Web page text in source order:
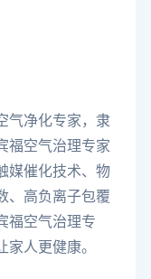
净化专家，隶
福空气治理专家
媒催化技术、物
、高负离子包覆
福空气治理专
人更健康。